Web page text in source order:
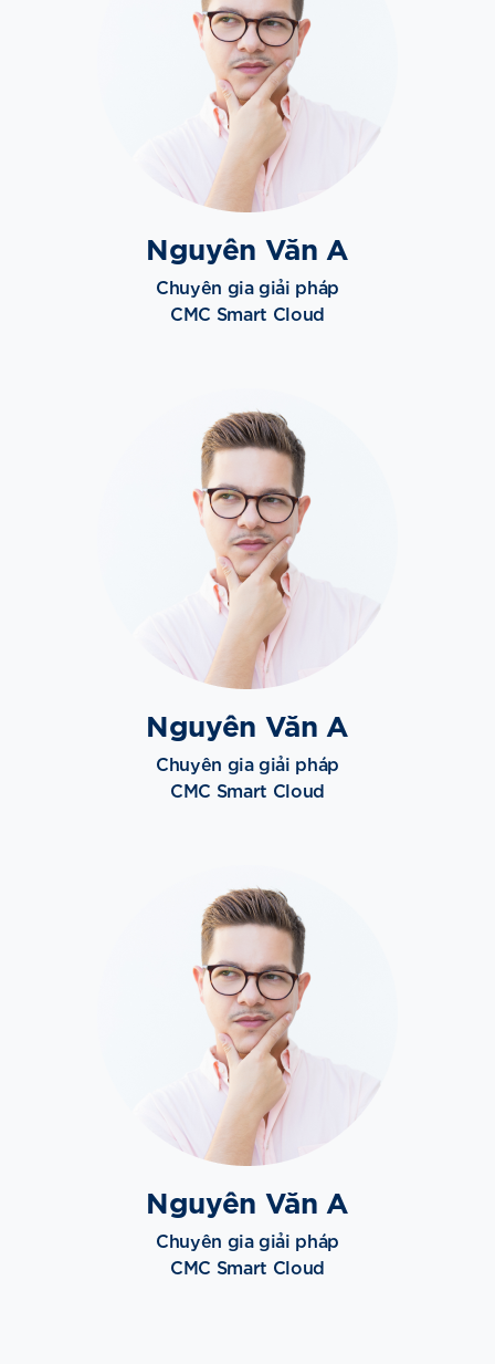
Nguyên Văn A
Chuyên gia giải pháp
CMC Smart Cloud
Nguyên Văn A
Chuyên gia giải pháp
CMC Smart Cloud
Nguyên Văn A
Chuyên gia giải pháp
CMC Smart Cloud